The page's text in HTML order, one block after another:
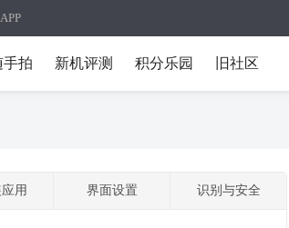
手拍 新机评测 积分乐园 旧社区
用 界面设置 识别与安全